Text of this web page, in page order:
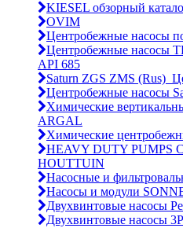
KIESEL обзорный
OVIM
Центробежные насосы
Центробежные насосы
API 685
Saturn ZGS ZMS
Центробежные насосы
Химические
ARGAL
Химические
HEAVY DUTY PUMPS
HOUTTUIN
Насосные и
Насосы и модули
Двухвинтовые насосы
Двухвинтовые насосы